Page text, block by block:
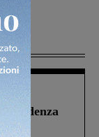
scadenza